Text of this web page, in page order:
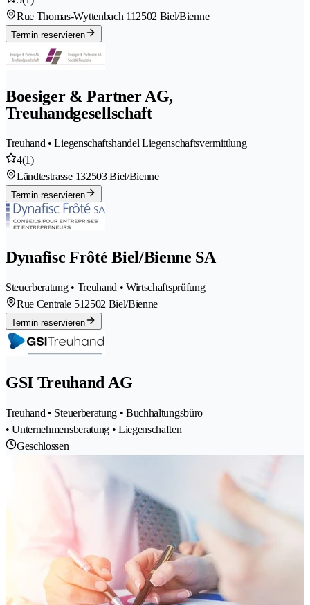
Rue Thomas-Wyttenbach 112502 Biel/Bienne
Termin reservieren
Boesiger & Partner AG,
Treuhandgesellschaft
Treuhand • Liegenschaftshandel Liegenschaftsvermittlung
4(1)
Ländtestrasse 132503 Biel/Bienne
Termin reservieren
Dynafisc Frôté Biel/Bienne SA
Steuerberatung • Treuhand • Wirtschaftsprüfung
Rue Centrale 512502 Biel/Bienne
Termin reservieren
GSI Treuhand AG
Treuhand • Steuerberatung • Buchhaltungsbüro
• Unternehmensberatung • Liegenschaften
Geschlossen